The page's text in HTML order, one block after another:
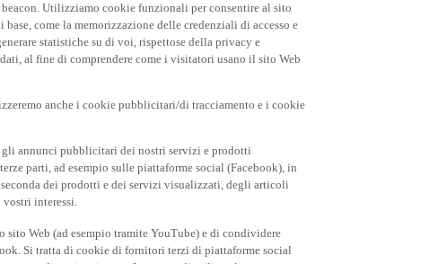
Utilizziamo cookie funzionali per consentire al sito
come la memorizzazione delle credenziali di accesso e
statistiche su di voi, rispettose della privacy e
al fine di comprendere come i visitatori usano il sito Web
anche i cookie pubblicitari/di tracciamento e i cookie
annunci pubblicitari dei nostri servizi e prodotti
parti, ad esempio sulle piattaforme social (Facebook), in
dei prodotti e dei servizi visualizzati, degli articoli
vostri interessi.
Web (ad esempio tramite YouTube) e di condividere
Si tratta di cookie di fornitori terzi di piattaforme social